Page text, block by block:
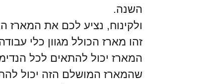
השנה.
ולקינוח, נציע לכם את המארז
זהו מארז הכולל מגוון כלי
המארז יכול להתאים לכל
שהמארז המושלם הזה יכול